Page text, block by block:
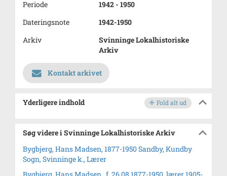
Periode
1942 - 1950
Dateringsnote
1942-1950
Arkiv
Svinninge Lokalhistoriske
Arkiv
Kontakt arkivet
Yderligere indhold Fold alt ud
Søg videre i Svinninge Lokalhistoriske Arkiv
Bygbjerg, Hans Madsen, 1877-1950 Sandby, Kundby
Sogn, Svinninge k., Lærer